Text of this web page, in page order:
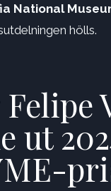
National
hölls.
ut